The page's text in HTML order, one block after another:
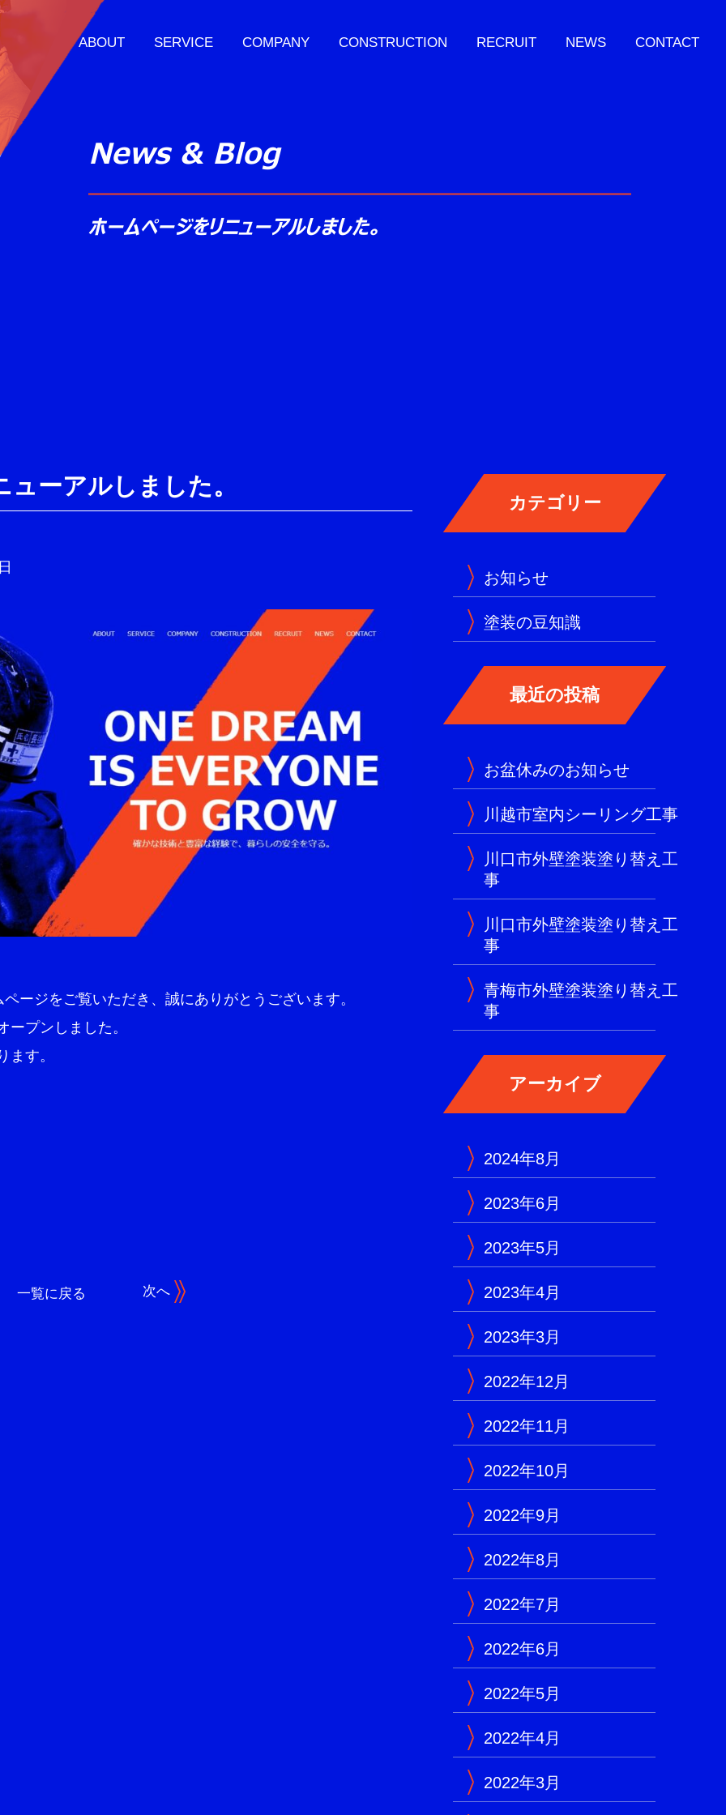
ABOUT SERVICE COMPANY CONSTRUCTION RECRUIT NEWS CONTACT
News & Blog
ホームページをリニューアルしました。
ーアルしました。
ージをご覧いただき、誠にありがとうございます。
プンしました。
ます。
一覧に戻る 次へ
お知らせ
塗装の豆知識
お盆休みのお知らせ
川越市室内シーリング工事
川口市外壁塗装塗り替え工
事
川口市外壁塗装塗り替え工
事
青梅市外壁塗装塗り替え工
事
2024年8月
2023年6月
2023年5月
2023年4月
2023年3月
2022年12月
2022年11月
2022年10月
2022年9月
2022年8月
2022年7月
2022年6月
2022年5月
2022年4月
2022年3月